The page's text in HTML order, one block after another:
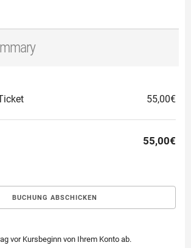
55,00€
55,00€
vor Kursbeginn von Ihrem Konto ab.